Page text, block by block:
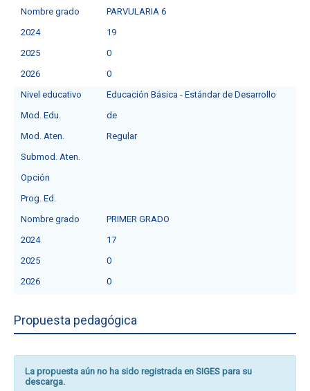
Nombre grado
PARVULARIA 6
2024
19
2025
0
2026
0
Nivel educativo
Educación Básica - Estándar de Desarrollo
Mod. Edu.
de
Mod. Aten.
Regular
Submod. Aten.
Opción
Prog. Ed.
Nombre grado
PRIMER GRADO
2024
17
2025
0
2026
0
Propuesta pedagógica
La propuesta aún no ha sido registrada en SIGES para su
descarga.